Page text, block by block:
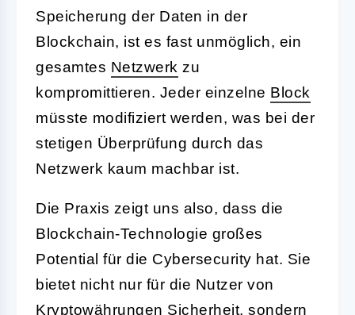
Speicherung der Daten in der
Blockchain, ist es fast unmöglich, ein
gesamtes Netzwerk zu
kompromittieren. Jeder einzelne Block
müsste modifiziert werden, was bei der
stetigen Überprüfung durch das
Netzwerk kaum machbar ist.
Die Praxis zeigt uns also, dass die
Blockchain-Technologie großes
Potential für die Cybersecurity hat. Sie
bietet nicht nur für die Nutzer von
Kryptowährungen Sicherheit, sondern